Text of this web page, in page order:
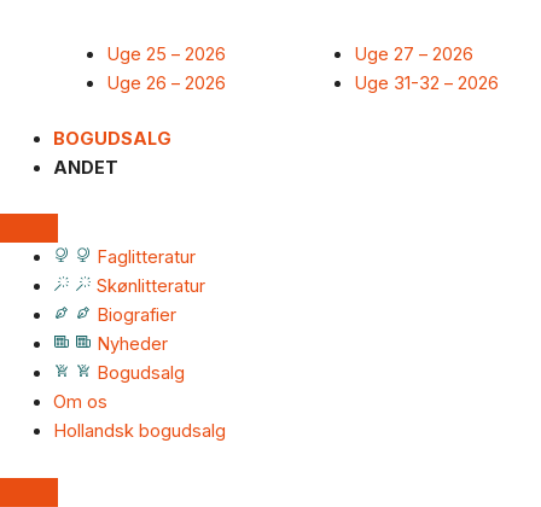
Uge 25 – 2026
Uge 26 – 2026
Uge 27 – 2026
Uge 31-32 – 2026
BOGUDSALG
ANDET
Faglitteratur
Skønlitteratur
Biografier
Nyheder
Bogudsalg
Om os
Hollandsk bogudsalg